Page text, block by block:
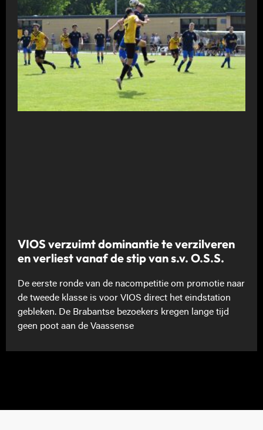
VIOS verzuimt dominantie te verzilveren
en verliest vanaf de stip van s.v. O.S.S.
De eerste ronde van de nacompetitie om promotie naar
de tweede klasse is voor VIOS direct het eindstation
gebleken. De Brabantse bezoekers kregen lange tijd
geen poot aan de Vaassense